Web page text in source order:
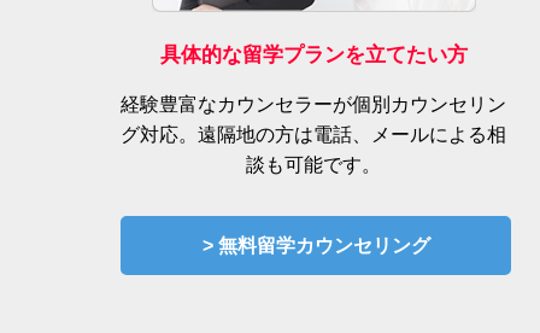
具体的な留学プランを立てたい方
経験豊富なカウンセラーが個別カウンセリン
グ対応。遠隔地の方は電話、メールによる相
談も可能です。
> 無料留学カウンセリング